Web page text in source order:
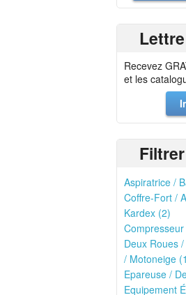
Recevez
et les
Aspiratrice /
Coffre-Fort /
Kardex (2)
Deux Roues
/ Motoneige
Epareuse /
Equipement